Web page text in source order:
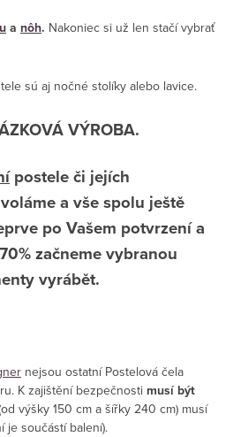
a nôh. Nakoniec si už len stačí vybrať
sú aj nočné stolíky alebo lavice.
VÝROBA.
postele či jejích
a vše spolu ještě
po Vašem potvrzení a
začneme vybranou
vyrábět.
nejsou ostatní Postelová čela
K zajištění bezpečnosti musí být
výšky 150 cm a šířky 240 cm) musí
je součástí balení).